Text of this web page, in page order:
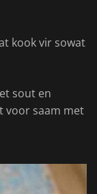
kook vir sowat
sout en
voor saam met